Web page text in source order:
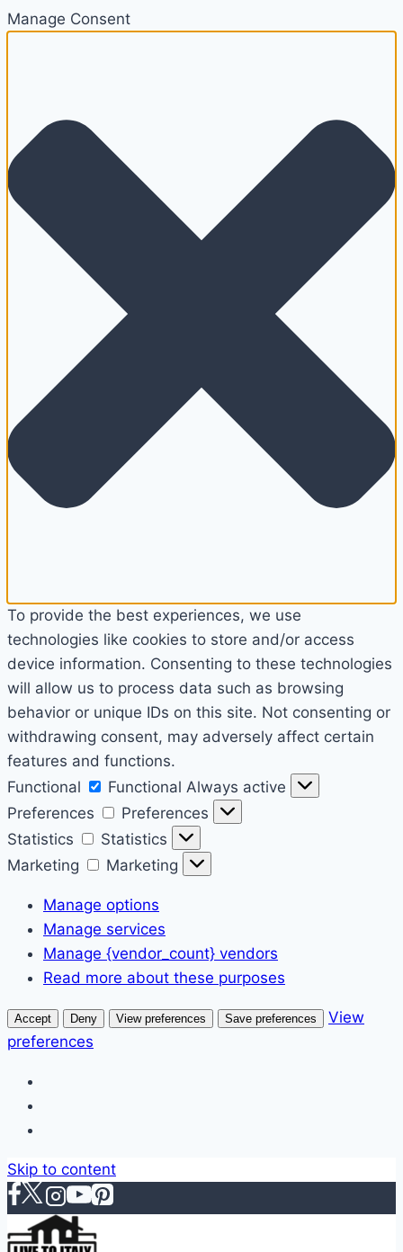
Manage Consent
To provide the best experiences, we use
technologies like cookies to store and/or access
device information. Consenting to these technologies
will allow us to process data such as browsing
behavior or unique IDs on this site. Not consenting or
withdrawing consent, may adversely affect certain
features and functions.
Functional
Functional Always active
Preferences
Preferences
Statistics
Statistics
Marketing
Marketing
Manage options
Manage services
Manage {vendor_count} vendors
Read more about these purposes
Accept Deny View preferences Save preferences
View
preferences
Skip to content